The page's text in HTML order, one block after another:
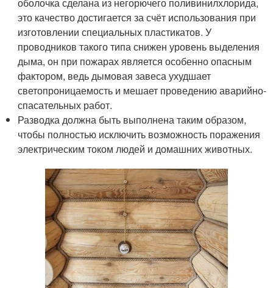
оболочка сделана из негорючего поливинилхлорида,
это качество достигается за счёт использования при
изготовлении специальных пластикатов. У
проводников такого типа снижен уровень выделения
дыма, он при пожарах является особенно опасным
фактором, ведь дымовая завеса ухудшает
светопроницаемость и мешает проведению аварийно-
спасательных работ.
Разводка должна быть выполнена таким образом,
чтобы полностью исключить возможность поражения
электрическим током людей и домашних животных.